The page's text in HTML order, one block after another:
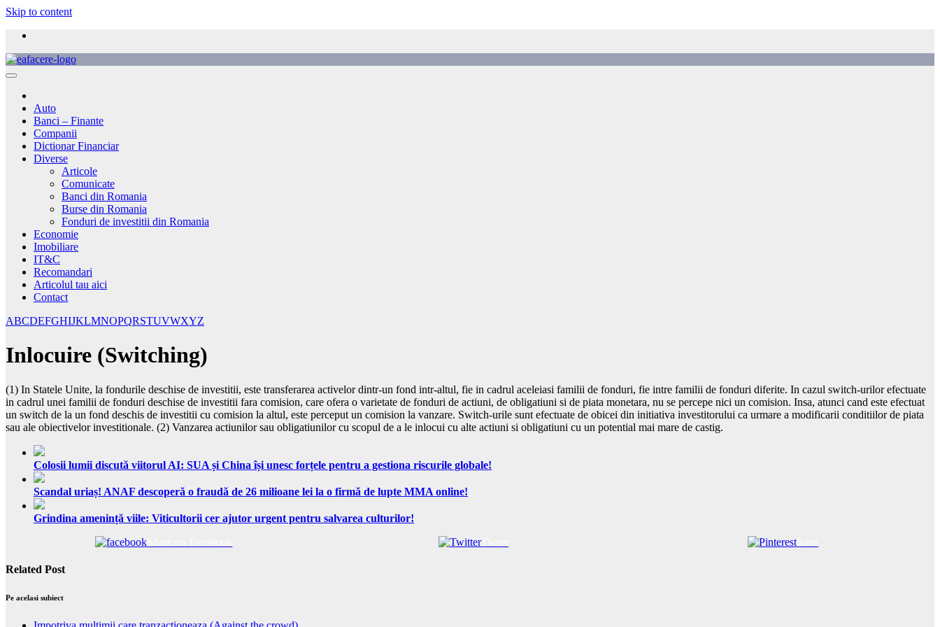
Skip to content
Auto
Banci – Finante
Companii
Dictionar Financiar
Diverse
Articole
Comunicate
Banci din Romania
Burse din Romania
Fonduri de investitii din Romania
Economie
Imobiliare
IT&C
Recomandari
Articolul tau aici
Contact
ABCDEFGHIJKLMNOPQRSTUVWXYZ
Inlocuire (Switching)
(1) In Statele Unite, la fondurile deschise de investitii, este transferarea activelor dintr-un fond intr-altul, fie in cadrul aceleiasi familii de fonduri, fie intre familii de fonduri diferite. In cazul switch-urilor efectuate
in cadrul unei familii de fonduri deschise de investitii fara comision, care ofera o varietate de fonduri de actiuni, de obligatiuni si de piata monetara, nu se percepe nici un comision. Insa, atunci cand este efectuat
un switch de la un fond deschis de investitii cu comision la altul, este perceput un comision la vanzare. Switch-urile sunt efectuate de obicei din initiativa investitorului ca urmare a modificarii conditiilor de piata
sau ale obiectivelor investitionale. (2) Vanzarea actiunilor sau obligatiunilor cu scopul de a le inlocui cu alte actiuni si obligatiuni cu un potential mai mare de castig.
Colosii lumii discută viitorul AI: SUA și China își unesc forțele pentru a gestiona riscurile globale!
Scandal uriaș! ANAF descoperă o fraudă de 26 milioane lei la o firmă de lupte MMA online!
Grindina amenință viile: Viticultorii cer ajutor urgent pentru salvarea culturilor!
Tweet
Related Post
Pe acelasi subiect